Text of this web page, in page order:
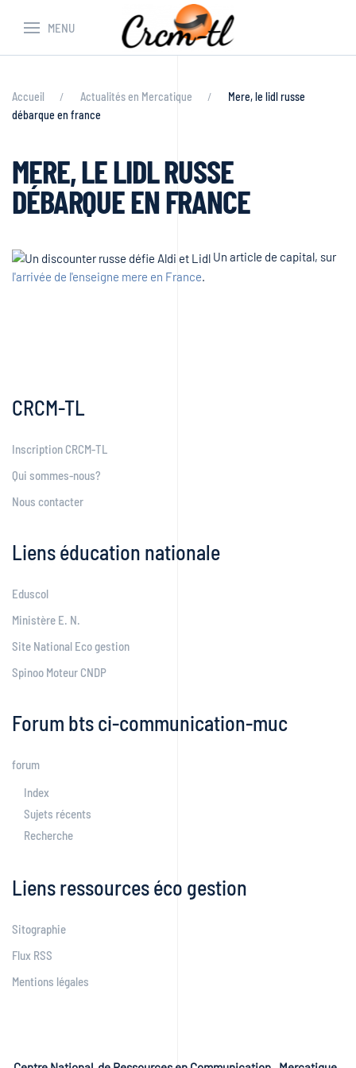
MENU
Accueil Actualités en Mercatique
Mere, le lidl russe
débarque en france
MERE, LE LIDL RUSSE
DÉBARQUE EN FRANCE
Un article de capital, sur
l'arrivée de l'enseigne mere en France.
CRCM-TL
Inscription CRCM-TL
Qui sommes-nous?
Nous contacter
Liens éducation nationale
Eduscol
Ministère E. N.
Site National Eco gestion
Spinoo Moteur CNDP
Forum bts ci-communication-muc
forum
Index
Sujets récents
Recherche
Liens ressources éco gestion
Sitographie
Flux RSS
Mentions légales